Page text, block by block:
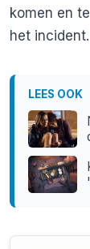
komen en
het incident.
LEES OOK